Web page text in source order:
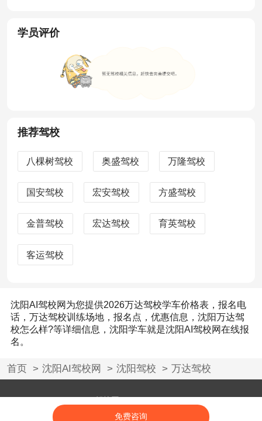
免费咨询
学员评价
推荐驾校
八棵树驾校 奥盛驾校 万隆驾校
国安驾校 宏安驾校 方盛驾校
金普驾校 宏达驾校 育英驾校
客运驾校
沈阳AI驾校网为您提供2026万达驾校学车价格表，报名电
话，万达驾校训练场地，报名点，优惠信息，沈阳万达驾
校怎么样?等详细信息，沈阳学车就是沈阳AI驾校网在线报
名。
首页 沈阳AI驾校网 沈阳驾校 万达驾校
Powered by AI驾校网 © 2008-2026 aijiaxiao.com
闽ICP备18017846号-12